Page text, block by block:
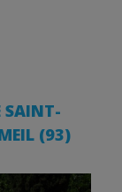
SAINT-
(93)